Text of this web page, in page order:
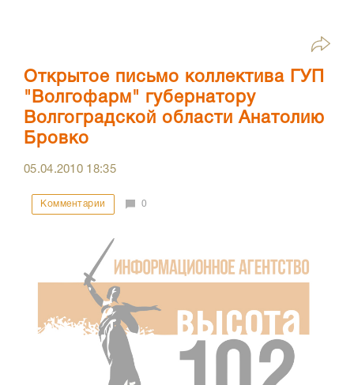
Открытое письмо коллектива ГУП
"Волгофарм" губернатору
Волгоградской области Анатолию
Бровко
05.04.2010 18:35
Комментарии 0